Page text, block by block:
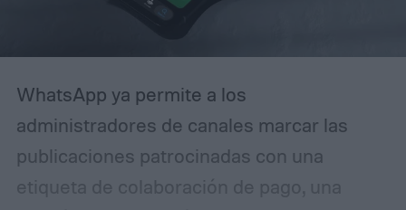
confundirla con la realidad.
WhatsApp ya permite a los
administradores de canales marcar las
publicaciones patrocinadas con una
etiqueta de colaboración de pago, una